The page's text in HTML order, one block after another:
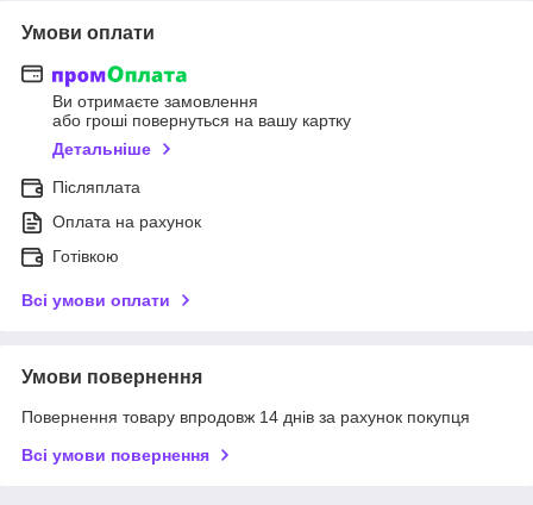
Умови оплати
Ви отримаєте замовлення
або гроші повернуться на вашу картку
Детальніше
Післяплата
Оплата на рахунок
Готівкою
Всі умови оплати
Умови повернення
Повернення товару впродовж 14 днів за рахунок покупця
Всі умови повернення